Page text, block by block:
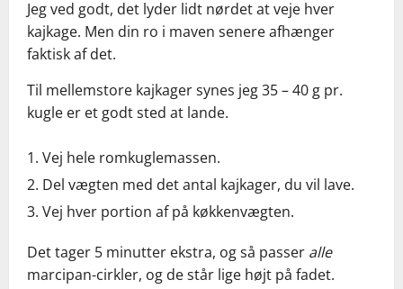
Jeg ved godt, det lyder lidt nørdet at veje hver
kajkage. Men din ro i maven senere afhænger
faktisk af det.
Til mellemstore kajkager synes jeg 35 – 40 g pr.
kugle er et godt sted at lande.
Vej hele romkuglemassen.
Del vægten med det antal kajkager, du vil lave.
Vej hver portion af på køkkenvægten.
Det tager 5 minutter ekstra, og så passer alle
marcipan-cirkler, og de står lige højt på fadet.